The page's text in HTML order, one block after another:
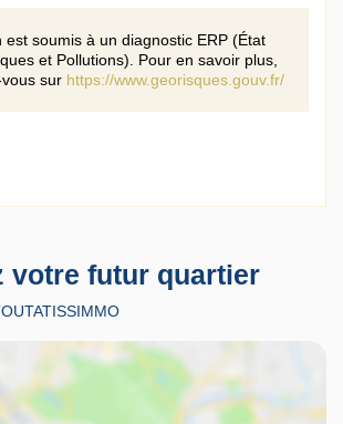
est soumis à un diagnostic ERP (État
et Pollutions). Pour en savoir plus,
sur https://www.georisques.gouv.fr/
votre futur quartier